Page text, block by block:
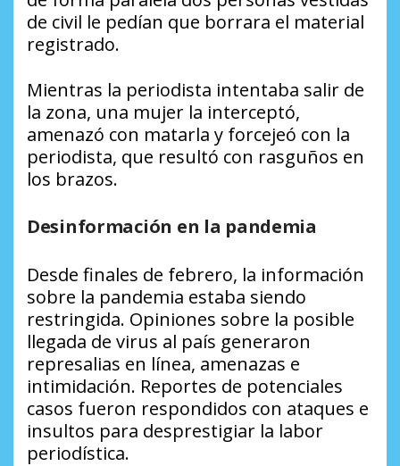
de civil le pedían que borrara el material
registrado.
Mientras la periodista intentaba salir de
la zona, una mujer la interceptó,
amenazó con matarla y forcejeó con la
periodista, que resultó con rasguños en
los brazos.
Desinformación en la pandemia
Desde finales de febrero, la información
sobre la pandemia estaba siendo
restringida. Opiniones sobre la posible
llegada de virus al país generaron
represalias en línea, amenazas e
intimidación. Reportes de potenciales
casos fueron respondidos con ataques e
insultos para desprestigiar la labor
periodística.